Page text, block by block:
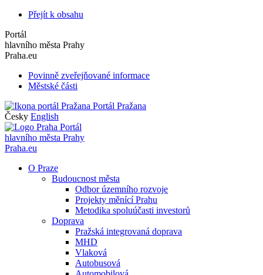
Přejít k obsahu
Portál
hlavního města Prahy
Praha.eu
Povinně zveřejňované informace
Městské části
Portál Pražana
Česky English
Portál
hlavního města Prahy
Praha.eu
O Praze
Budoucnost města
Odbor územního rozvoje
Projekty měnící Prahu
Metodika spoluúčasti investorů
Doprava
Pražská integrovaná doprava
MHD
Vlaková
Autobusová